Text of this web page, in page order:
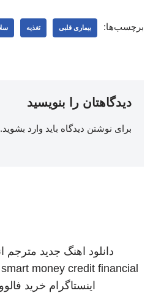
برچسب‌ها: بیماری قلبی تغذیه
دیدگاهتان را بنویسید
برای نوشتن دیدگاه باید وارد بشوید.
دانلود اهنگ جدید مترجم
smart money credit financial
اینستاگرام خرید